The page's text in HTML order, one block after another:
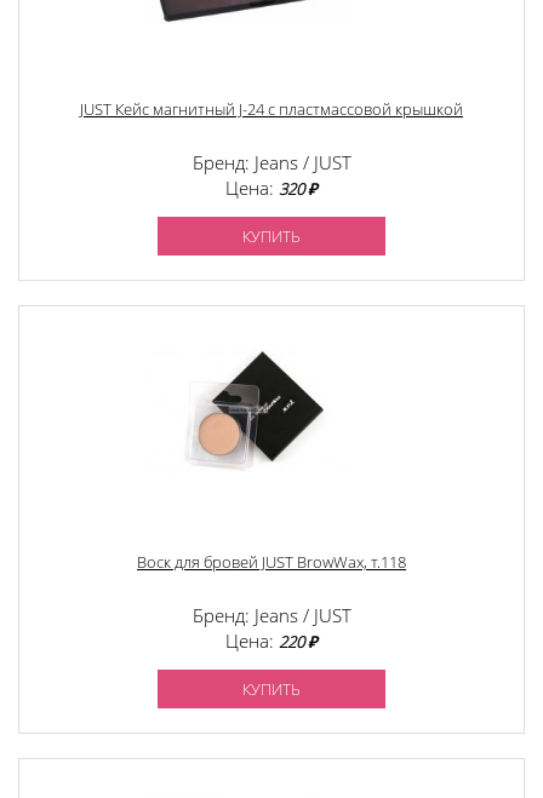
JUST Кейс магнитный J-24 с пластмассовой крышкой
Бренд: Jeans / JUST
Цена: 320 ₽
КУПИТЬ
Воск для бровей JUST BrowWax, т.118
Бренд: Jeans / JUST
Цена: 220 ₽
КУПИТЬ